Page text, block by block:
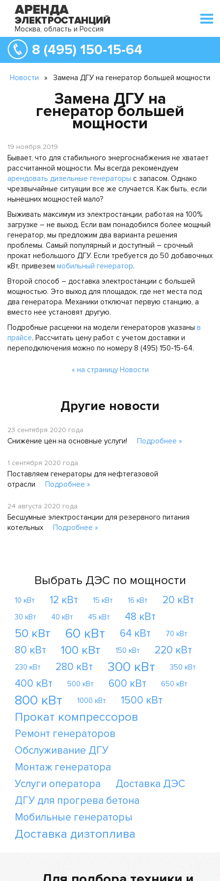
Москва, область и Россия
8 (495) 150-15-64
Новости » Замена ДГУ на генератор большей мощности
Замена ДГУ на
генератор большей
мощности
19 ноября 2019
Бывает, что для стабильного энергоснабжения не хватает
рассчитанной мощности. Мы всегда рекомендуем
арендовать дизельные генераторы с запасом. Однако
чрезвычайные ситуации все же случается. Как быть, если
нынешних мощностей мало?
Выживать максимум из электростанции, работая на 100%
загрузке – не выход. Если вам понадобился более мощный
генератор, мы предложим два варианта решения
проблемы. Самый популярный и доступный – срочный
прокат небольшого ДГУ. Если требуется до 50 добавочных
кВт, привезем мобильный генератор.
Второй способ – доставка электростанции с большей
мощностью. Это выход для площадок, где нет места под
два генератора. Механики отключат первую станцию, а
вместо нее установят другую.
Подробные расценки на модели генераторов указаны в
прайсе. Рассчитать цену работ с учетом доставки и
переподключения можно по номеру 8 (495) 150-15-64.
« на страницу Новости
Другие новости
23 сентября 2020 года
Снижение цен на основные услуги! Подробнее »
1 сентября 2020 года
Поставляем генераторы для нефтегазовой
отрасли
Подробнее »
24 августа 2020 года
Бесшумные электростанции для резервного питания
котельных
Подробнее »
Выбрать ДЭС по мощности
10 кВт 12 кВт 15 кВт 16 кВт 20 кВт
30 кВт 40 кВт 45 кВт 48 кВт
50 кВт 60 кВт 64 кВт 70 кВт
80 кВт 100 кВт 150 кВт 220 кВт
230 кВт 280 кВт 300 кВт 350 кВт
400 кВт 500 кВт 600 кВт 650 кВт
800 кВт 1000 кВт 1500 кВт
Прокат компрессоров
Ремонт генераторов
Обслуживание ДГУ
Монтаж генератора
Услуги оператора
Доставка ДЭС
ДГУ для прогрева бетона
Мобильные генераторы
Доставка дизтоплива